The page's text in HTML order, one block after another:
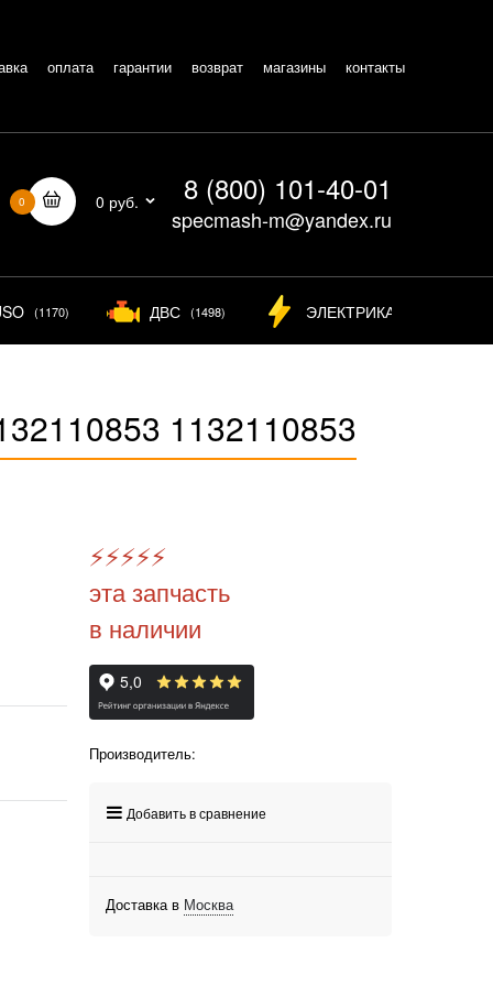
оплата гарантии возврат магазины контакты
0 0 руб. 8 (800) 101-40-01
specmash-m@yandex.ru
(1170) ДВС (1498) ЭЛЕКТРИКА
1132110853
⚡️⚡️⚡️⚡️⚡️
эта запчасть
в наличии
Производитель:
Добавить в сравнение
Доставка в Москва